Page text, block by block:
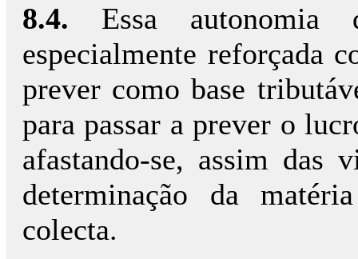
8.4. Essa autonomia
especialmente reforçada
prever como base
para passar a prever o
afastando-se, assim das
determinação da
colecta.